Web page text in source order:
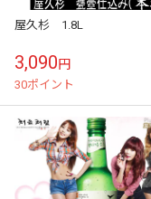
屋久杉 1.8L
3,090円
30ポイント